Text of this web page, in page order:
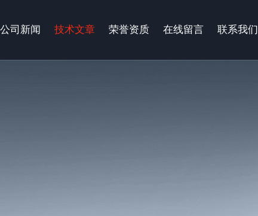
公司新闻 技术文章 荣誉资质 在线留言 联系我们